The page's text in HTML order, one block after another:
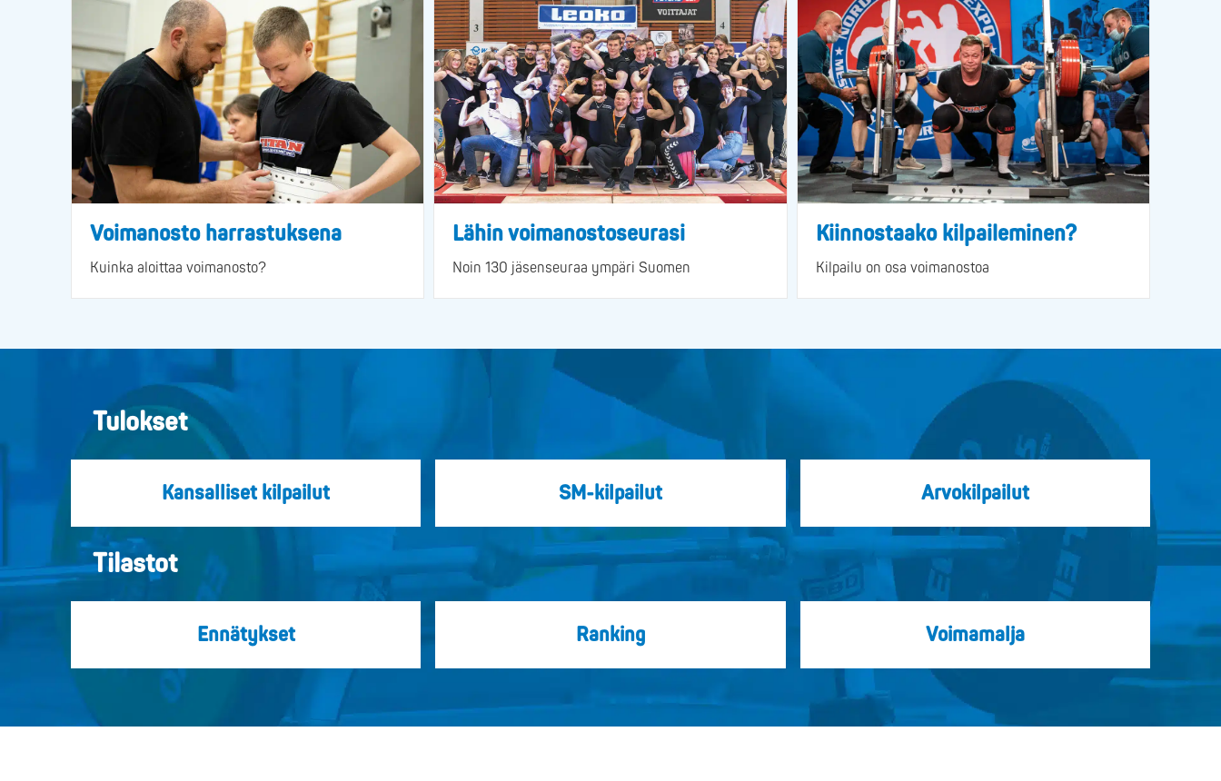
Voimanosto harrastuksena
Kuinka aloittaa voimanosto?
Lähin voimanostoseurasi
Noin 130 jäsenseuraa ympäri Suomen
Kiinnostaako kilpaileminen?
Kilpailu on osa voimanostoa
Tulokset
Kansalliset kilpailut SM-kilpailut Arvokilpailut
Tilastot
Ennätykset Ranking Voimamalja